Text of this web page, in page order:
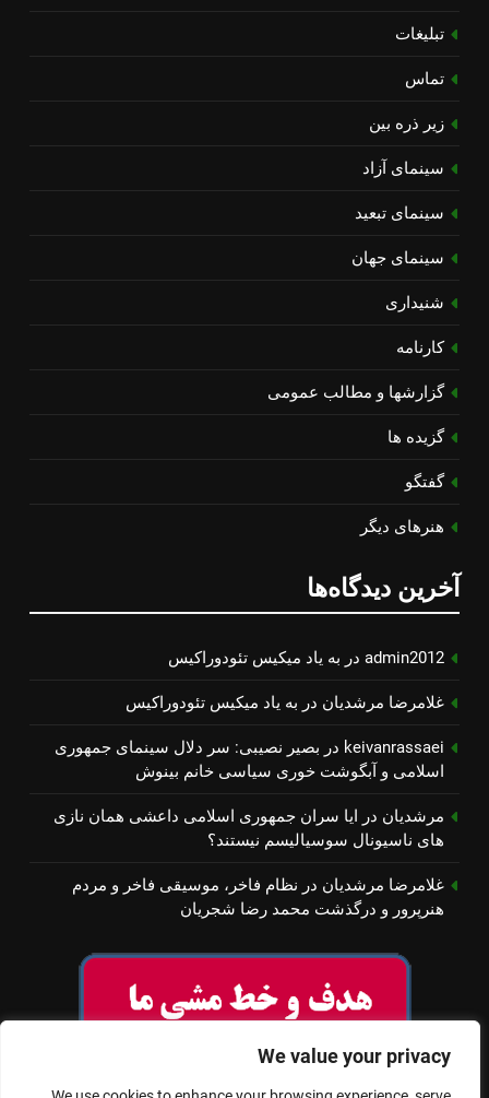
We value your privacy
تبلیغات
تماس
زیر ذره بین
سینمای آزاد
سینمای تبعید
سینمای جهان
شنیداری
کارنامه
گزارشها و مطالب عمومی
گزیده ها
گفتگو
هنرهای دیگر
آخرین دیدگاه‌ها
admin2012 در به یاد میكیس تئودوراكیس
غلامرضا مرشدیان در به یاد میكیس تئودوراكیس
keivanrassaei در بصیر نصیبی: سر دلال سینمای جمهوری
اسلامی و آبگوشت خوری سیاسی خانم بینوش
مرشدیان در ایا سران جمهوری اسلامی داعشی همان نازی
های ناسیونال سوسیالیسم نیستند؟
غلامرضا مرشدیان در نظام فاخر، موسیقی فاخر و مردم
هنرپرور و درگذشت محمد رضا شجریان